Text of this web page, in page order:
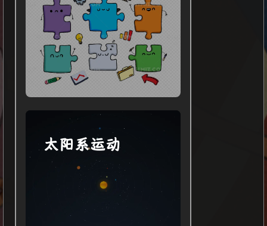
太阳系运动